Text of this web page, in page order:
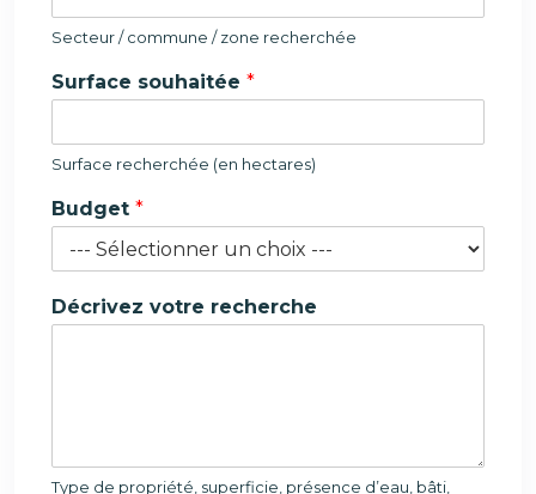
h
e
S
e
t
u
r
Secteur / commune / zone recherchée
Surface souhaitée *
Surface recherchée (en hectares)
Budget *
Décrivez votre recherche
Type de propriété, superficie, présence d’eau, bâti,